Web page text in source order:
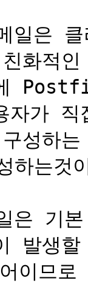
은 클
화적
가 직
성하
하는것
기본
발생
이므